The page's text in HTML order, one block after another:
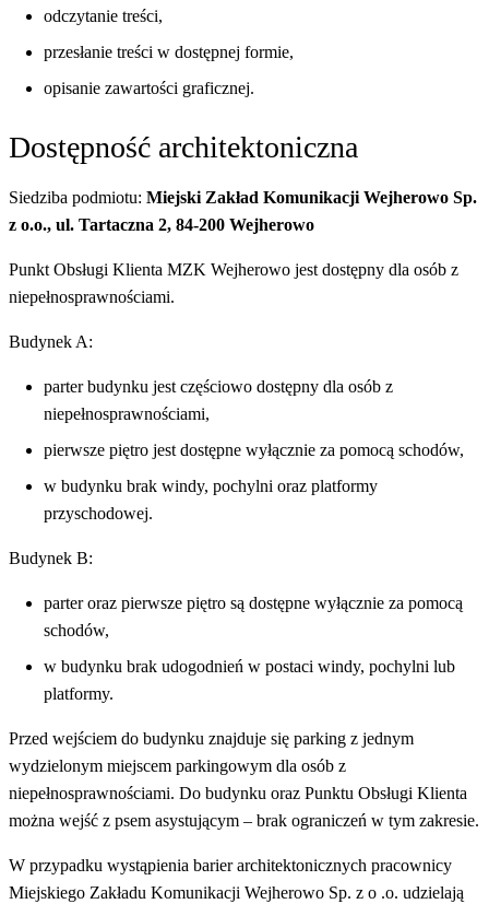
odczytanie treści,
przesłanie treści w dostępnej formie,
opisanie zawartości graficznej.
Dostępność architektoniczna
Siedziba podmiotu: Miejski Zakład Komunikacji Wejherowo Sp.
z o.o., ul. Tartaczna 2, 84-200 Wejherowo
Punkt Obsługi Klienta MZK Wejherowo jest dostępny dla osób z
niepełnosprawnościami.
Budynek A:
parter budynku jest częściowo dostępny dla osób z
niepełnosprawnościami,
pierwsze piętro jest dostępne wyłącznie za pomocą schodów,
w budynku brak windy, pochylni oraz platformy
przyschodowej.
Budynek B:
parter oraz pierwsze piętro są dostępne wyłącznie za pomocą
schodów,
w budynku brak udogodnień w postaci windy, pochylni lub
platformy.
Przed wejściem do budynku znajduje się parking z jednym
wydzielonym miejscem parkingowym dla osób z
niepełnosprawnościami. Do budynku oraz Punktu Obsługi Klienta
można wejść z psem asystującym – brak ograniczeń w tym zakresie.
W przypadku wystąpienia barier architektonicznych pracownicy
Miejskiego Zakładu Komunikacji Wejherowo Sp. z o .o. udzielają